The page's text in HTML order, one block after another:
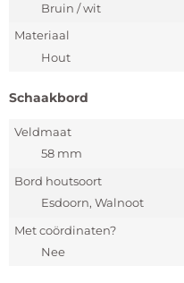
Bruin / wit
Materiaal
Hout
Schaakbord
Veldmaat
58 mm
Bord houtsoort
Esdoorn, Walnoot
Met coördinaten?
Nee